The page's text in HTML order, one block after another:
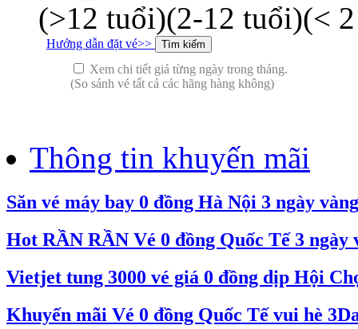
(>12 tuổi)(2-12 tuổi)(<
Hướng dẫn đặt vé>>
Xem chi tiết giá từng ngày trong tháng.
(So sánh vé tất cả các hãng hàng không)
Thông tin khuyến mãi
Săn vé máy bay 0 đồng Hà Nội 3 ngày vàng
Hot RẦN RẦN Vé 0 đồng Quốc Tế 3 ngày
Vietjet tung 3000 vé giá 0 đồng dịp Hội
Khuyến mãi Vé 0 đồng Quốc Tế vui hè